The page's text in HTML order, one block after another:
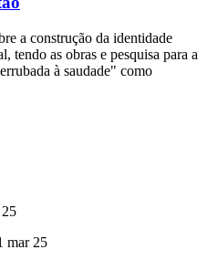
a construção da identidade
tendo as obras e pesquisa para a
à saudade" como
mar 25